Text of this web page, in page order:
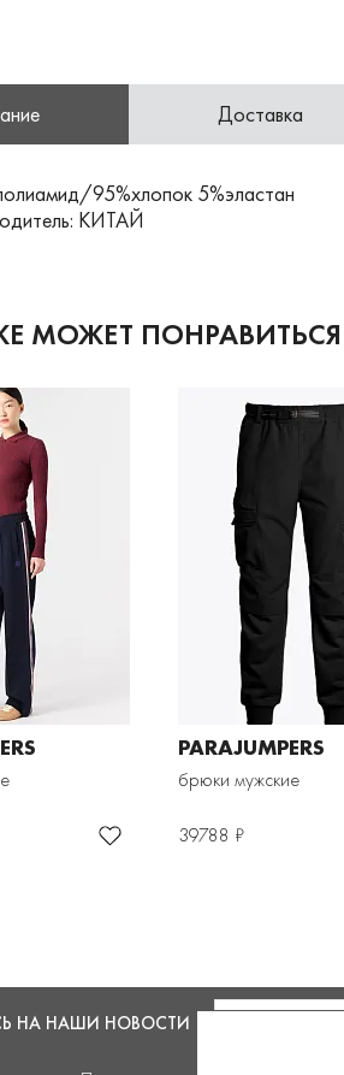
Доставка
95%хлопок 5%эластан
КИТАЙ
МОЖЕТ ПОНРАВИТЬСЯ
PARAJUMPERS
брюки мужские
39788 ₽
НА НАШИ НОВОСТИ